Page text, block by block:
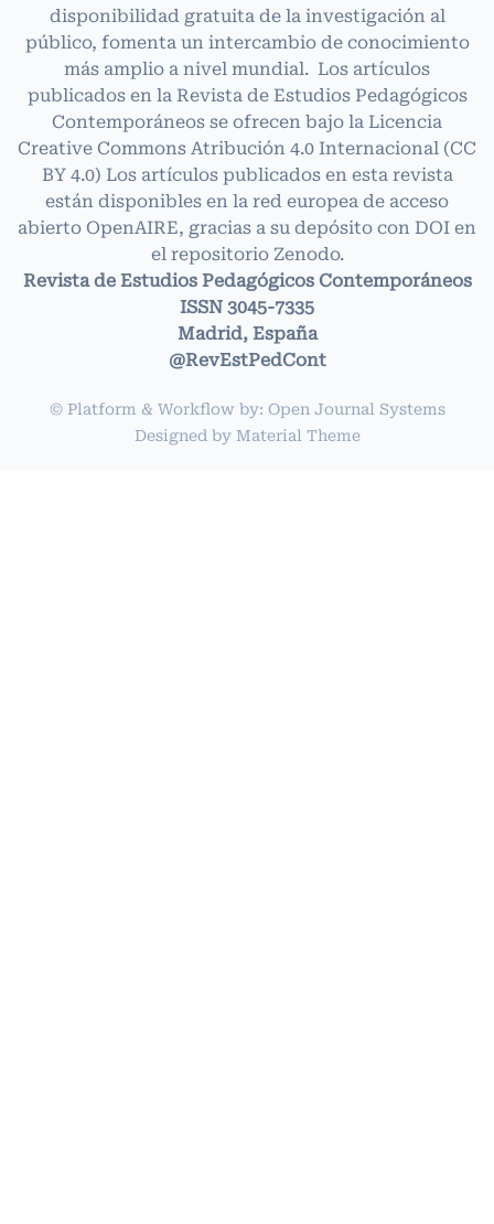
disponibilidad gratuita de la investigación al
público, fomenta un intercambio de conocimiento
más amplio a nivel mundial. Los artículos
publicados en la Revista de Estudios Pedagógicos
Contemporáneos se ofrecen bajo la Licencia
Creative Commons Atribución 4.0 Internacional (CC
BY 4.0) Los artículos publicados en esta revista
están disponibles en la red europea de acceso
abierto OpenAIRE, gracias a su depósito con DOI en
el repositorio Zenodo.
Revista de Estudios Pedagógicos Contemporáneos
ISSN 3045-7335
Madrid, España
@RevEstPedCont
© Platform & Workflow by: Open Journal Systems
Designed by Material Theme